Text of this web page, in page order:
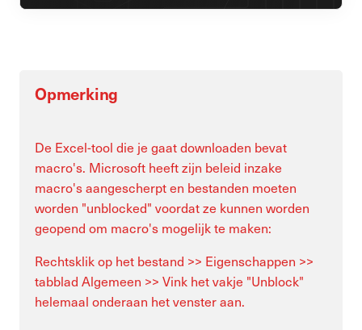
Opmerking
De Excel-tool die je gaat downloaden bevat
macro's. Microsoft heeft zijn beleid inzake
macro's aangescherpt en bestanden moeten
worden "unblocked" voordat ze kunnen worden
geopend om macro's mogelijk te maken:
Rechtsklik op het bestand >> Eigenschappen >>
tabblad Algemeen >> Vink het vakje "Unblock"
helemaal onderaan het venster aan.